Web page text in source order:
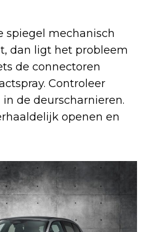
spiegel mechanisch
dan ligt het probleem
de connectoren
Controleer
de deurscharnieren.
openen en